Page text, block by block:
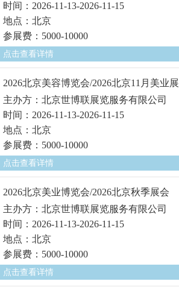
时间：2026-11-13-2026-11-15
地点：北京
参展费：5000-10000
点击查看详情
2026北京美容博览会/2026北京11月美业展
主办方：北京世博联展览服务有限公司
时间：2026-11-13-2026-11-15
地点：北京
参展费：5000-10000
点击查看详情
2026北京美业博览会/2026北京秋季展会
主办方：北京世博联展览服务有限公司
时间：2026-11-13-2026-11-15
地点：北京
参展费：5000-10000
点击查看详情